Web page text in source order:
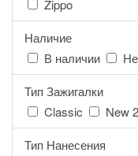
Zippo
Наличие
В наличии
Тип Зажигалки
Classic
New
Тип Нанесения